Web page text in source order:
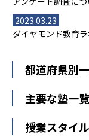
2023.03.23
ダイヤモンド教育
都道府県別
北海道・東北
山形県
福島
主要な塾一覧
【掲載塾一覧
授業スタイル